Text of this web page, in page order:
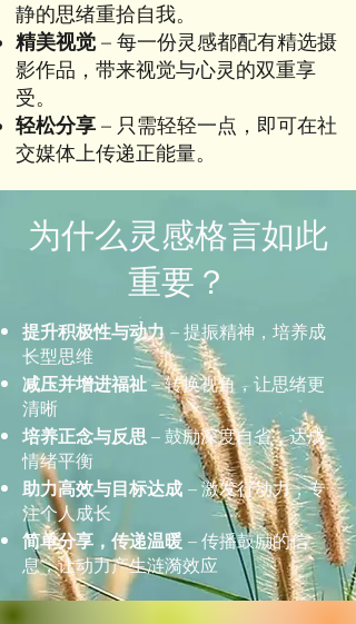
静的思绪重拾自我。
精美视觉– 每一份灵感都配有精选摄
影作品，带来视觉与心灵的双重享
受。
轻松分享 – 只需轻轻一点，即可在社
交媒体上传递正能量。
为什么灵感格言如此
重要？
提升积极性与动力 – 提振精神，培养成
长型思维
减压并增进福祉 – 转换视角，让思绪更
清晰
培养正念与反思 – 鼓励深度自省，达成
情绪平衡
助力高效与目标达成 – 激发行动力，专
注个人成长
简单分享，传递温暖 – 传播鼓励的信
息，让动力产生涟漪效应